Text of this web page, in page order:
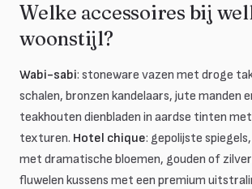
Welke accessoires bij
woonstijl?
Wabi-sabi: stoneware vazen met droge
schalen, bronzen kandelaars, jute manden
teakhouten dienbladen in aardse tinten
texturen. Hotel chique: gepolijste
met dramatische bloemen, gouden of
fluwelen kussens met een premium